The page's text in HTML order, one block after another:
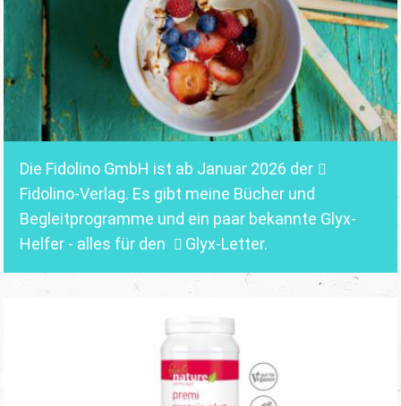
Die Fidolino GmbH ist ab Januar 2026 der
Fidolino-Verlag. Es gibt meine Bücher und
Begleitprogramme und ein paar bekannte Glyx-
Helfer - alles für den
Glyx-Letter.